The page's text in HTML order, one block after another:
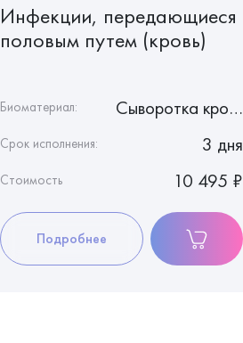
Инфекции, передающиеся
половым путем (кровь)
Биоматериал: Сыворотка крови
Срок исполнения: 3 дня
Стоимость 10 495 ₽
Подробнее